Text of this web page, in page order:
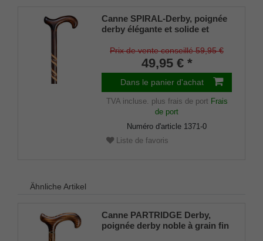
Canne SPIRAL-Derby, poignée
derby élégante et solide et
et teinté foncé avec
décorations en forme de
spirale, tampons en
caoutchouc inclus.
Prix de vente conseillé 59,95 €
49,95 € *
Dans le panier d'achat
TVA incluse. plus frais de port Frais
de port
Numéro d'article 1371-0
Liste de favoris
Ähnliche Artikel
Canne PARTRIDGE Derby,
poignée derby noble à grain fin